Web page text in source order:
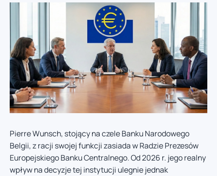
Pierre Wunsch, stojący na czele Banku Narodowego
Belgii, z racji swojej funkcji zasiada w Radzie Prezesów
Europejskiego Banku Centralnego. Od 2026 r. jego realny
wpływ na decyzje tej instytucji ulegnie jednak